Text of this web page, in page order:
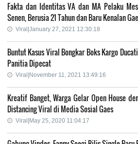
Fakta dan Identitas VA dan MA Pelaku
Senen, Berusia 21 Tahun dan Baru Kenalan
Viral|January 27, 2021 12:30:18
Buntut Kasus Viral Bongkar Boks Kargo
Panitia Dipecat
Viral|November 11, 2021 13:49:16
Kreatif Banget, Warga Gelar Open House
Distancing Viral di Media Sosial Gaes
Viral|May 25, 2020 11:04:17